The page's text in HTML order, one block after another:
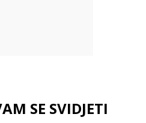
SE SVIDJETI